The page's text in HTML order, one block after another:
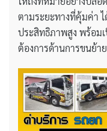
ตามระยะทางที่คุ้มค่า
ประสิทธิภาพสูง พร้อม
ต้องการด้านการขนย้าย